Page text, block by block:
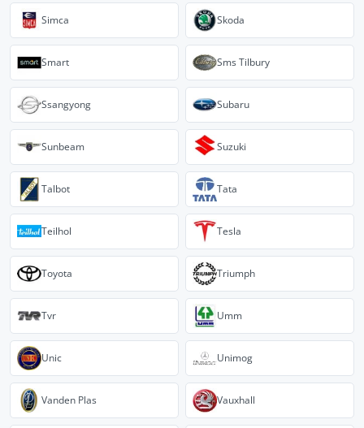
Simca Skoda
Smart Sms Tilbury
Ssangyong Subaru
Sunbeam Suzuki
Talbot Tata
Teilhol Tesla
Toyota Triumph
Tvr Umm
Unic Unimog
Vanden Plas Vauxhall